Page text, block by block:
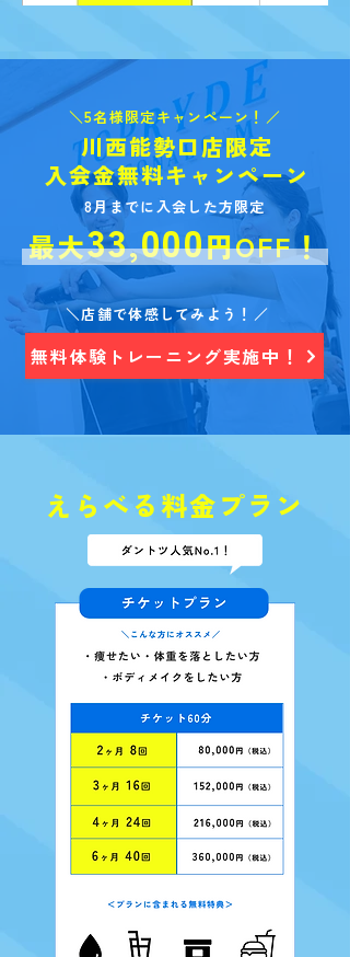
えらべる料金プラン
＼5名様限定キャンペーン！／
川西能勢口店限定
入会金無料キャンペーン
8月までに入会した方限定
最大33,000円OFF！
＼店舗で体感してみよう！／
無料体験トレーニング実施中！